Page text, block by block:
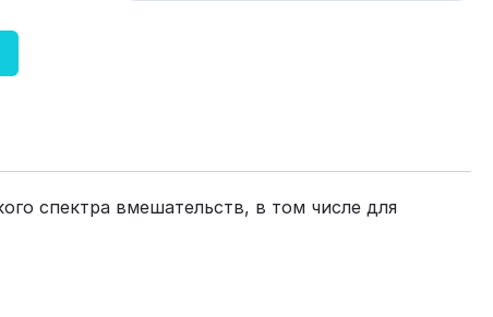
спектра вмешательств, в том числе для